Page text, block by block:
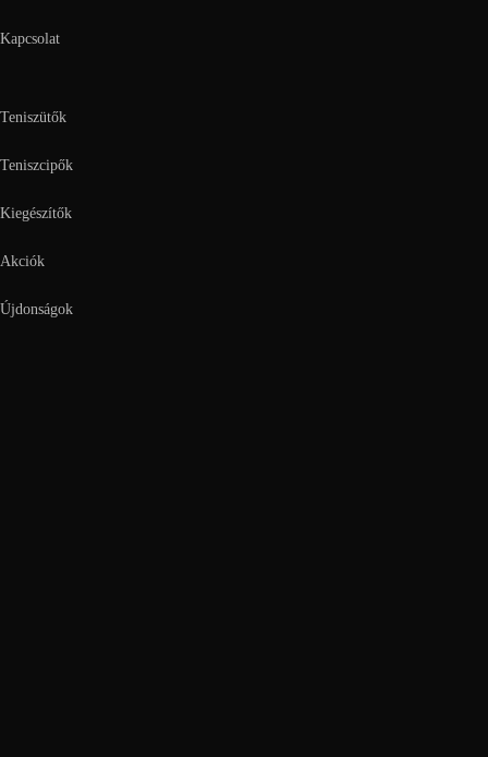
Kapcsolat
Teniszütők
Teniszcipők
Kiegészítők
Akciók
Újdonságok